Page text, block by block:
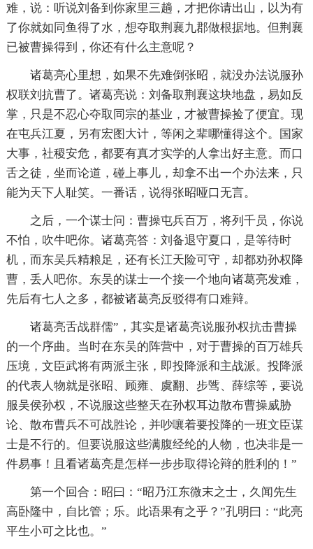
难，说：听说刘备到你家里三趟，才把你请出山，以为有
了你就如同鱼得了水，想夺取荆襄九郡做根据地。但荆襄
已被曹操得到，你还有什么主意呢？
诸葛亮心里想，如果不先难倒张昭，就没办法说服孙
权联刘抗曹了。诸葛亮说：刘备取荆襄这块地盘，易如反
掌，只是不忍心夺取同宗的基业，才被曹操捡了便宜。现
在屯兵江夏，另有宏图大计，等闲之辈哪懂得这个。国家
大事，社稷安危，都要有真才实学的人拿出好主意。而口
舌之徒，坐而论道，碰上事儿，却拿不出一个办法来，只
能为天下人耻笑。一番话，说得张昭哑口无言。
之后，一个谋士问：曹操屯兵百万，将列千员，你说
不怕，吹牛吧你。诸葛亮答：刘备退守夏口，是等待时
机，而东吴兵精粮足，还有长江天险可守，却都劝孙权降
曹，丢人吧你。东吴的谋士一个接一个地向诸葛亮发难，
先后有七人之多，都被诸葛亮反驳得有口难辩。
诸葛亮舌战群儒”，其实是诸葛亮说服孙权抗击曹操
的一个序曲。当时在东吴的阵营中，对于曹操的百万雄兵
压境，文臣武将有两派主张，即投降派和主战派。投降派
的代表人物就是张昭、顾雍、虞翻、步骘、薛综等，要说
服吴侯孙权，不说服这些整天在孙权耳边散布曹操威胁
论、散布曹兵不可战胜论，并吵嚷着要投降的一班文臣谋
士是不行的。但要说服这些满腹经纶的人物，也决非是一
件易事！且看诸葛亮是怎样一步步取得论辩的胜利的！”
第一个回合：昭曰：“昭乃江东微末之士，久闻先生
高卧隆中，自比管；乐。此语果有之乎？”孔明曰：“此亮
平生小可之比也。”